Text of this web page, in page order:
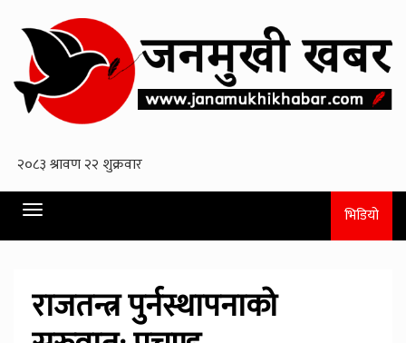
Toggle
navigation
भिडियो
राजतन्त्र पुर्नस्थापनाको